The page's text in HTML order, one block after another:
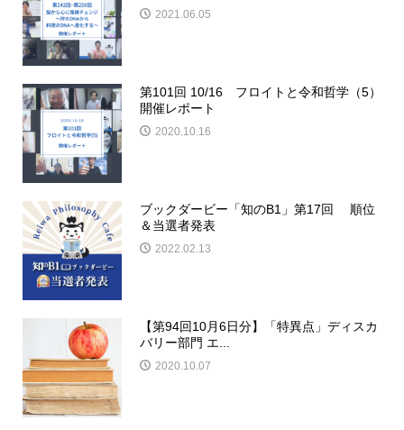
2021.06.05
第101回 10/16 フロイトと令和哲学（5）
開催レポート
2020.10.16
ブックダービー「知のB1」第17回 順位
＆当選者発表
2022.02.13
【第94回10月6日分】「特異点」ディスカ
バリー部門 エ...
2020.10.07